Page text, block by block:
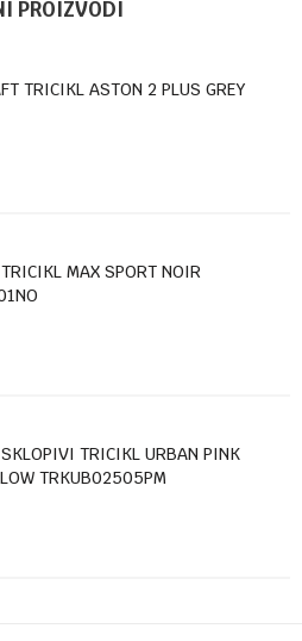
koliko je 6 - 1 :
PROIZVODI
TRICIKL ASTON 2 PLUS GREY
MAX SPORT NOIR
TRICIKL URBAN PINK
TRKUB02505PM